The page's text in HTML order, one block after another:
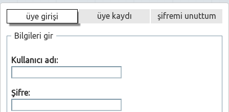
üye girişi üye kaydı şifremi unuttum
Bilgileri gir
Kullanıcı adı:
Şifre: